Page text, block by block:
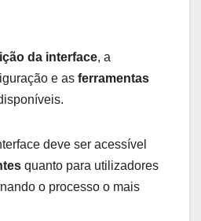
da interface, a
e as ferramentas
deve ser acessível
quanto para utilizadores
o processo o mais